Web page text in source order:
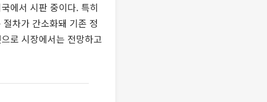
에서 시판 중이다. 특히
차가 간소화돼 기존 정
로 시장에서는 전망하고